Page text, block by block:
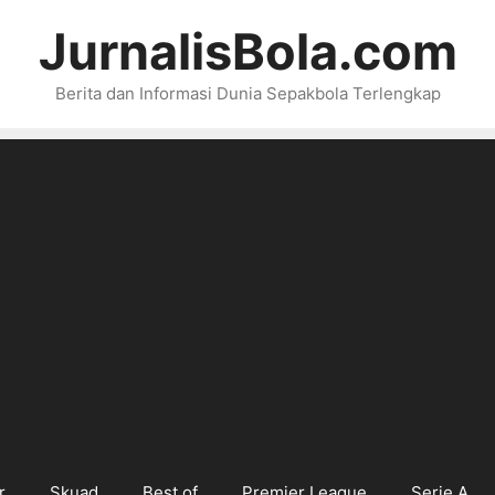
JurnalisBola.com
Berita dan Informasi Dunia Sepakbola Terlengkap